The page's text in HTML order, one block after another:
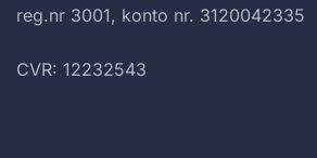
reg.nr 3001, konto nr. 3120042335
CVR: 12232543